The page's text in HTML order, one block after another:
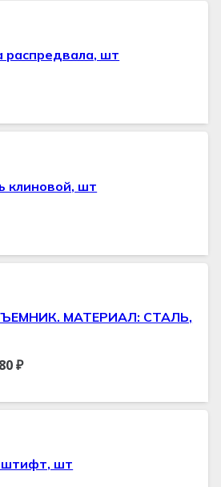
распредвала, шт
клиновой, шт
МАТЕРИАЛ: СТАЛЬ,
₽
штифт, шт